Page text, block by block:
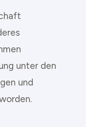
unter den
und